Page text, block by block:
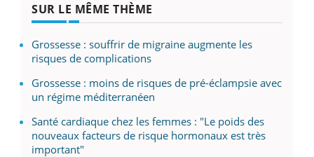
SUR LE MÊME THÈME
Grossesse : souffrir de migraine augmente les
risques de complications
Grossesse : moins de risques de pré-éclampsie avec
un régime méditerranéen
Santé cardiaque chez les femmes : "Le poids des
nouveaux facteurs de risque hormonaux est très
important"